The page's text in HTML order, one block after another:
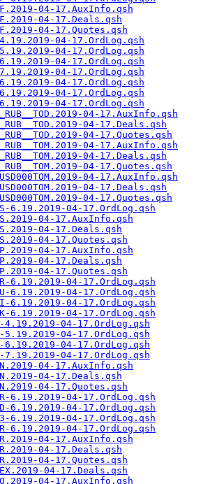
04-17.AuxInfo.qsh
04-17.Deals.qsh
04-17.Quotes.qsh
04-17.OrdLog.qsh
04-17.OrdLog.qsh
04-17.OrdLog.qsh
04-17.OrdLog.qsh
04-17.OrdLog.qsh
6.19.2019-04-17.OrdLog.qsh
04-17.OrdLog.qsh
04-17.AuxInfo.qsh
04-17.Deals.qsh
04-17.Quotes.qsh
04-17.AuxInfo.qsh
04-17.Deals.qsh
04-17.Quotes.qsh
04-17.AuxInfo.qsh
04-17.Deals.qsh
04-17.Quotes.qsh
6.19.2019-04-17.OrdLog.qsh
04-17.AuxInfo.qsh
04-17.Deals.qsh
04-17.Quotes.qsh
04-17.AuxInfo.qsh
04-17.Deals.qsh
04-17.Quotes.qsh
6.19.2019-04-17.OrdLog.qsh
6.19.2019-04-17.OrdLog.qsh
6.19.2019-04-17.OrdLog.qsh
6.19.2019-04-17.OrdLog.qsh
4.19.2019-04-17.OrdLog.qsh
5.19.2019-04-17.OrdLog.qsh
6.19.2019-04-17.OrdLog.qsh
7.19.2019-04-17.OrdLog.qsh
04-17.AuxInfo.qsh
04-17.Deals.qsh
04-17.Quotes.qsh
6.19.2019-04-17.OrdLog.qsh
6.19.2019-04-17.OrdLog.qsh
6.19.2019-04-17.OrdLog.qsh
6.19.2019-04-17.OrdLog.qsh
04-17.AuxInfo.qsh
04-17.Deals.qsh
04-17.Quotes.qsh
04-17.Deals.qsh
04-17.AuxInfo.qsh